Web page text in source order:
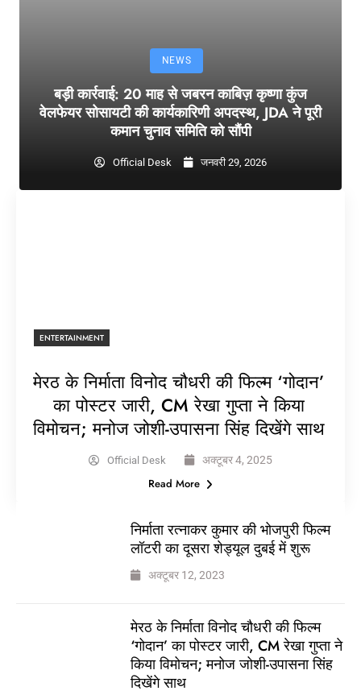
NEWS
बड़ी कार्रवाई: 20 माह से जबरन काबिज़ कृष्णा कुंज
वेलफेयर सोसायटी की कार्यकारिणी अपदस्थ, JDA ने पूरी
कमान चुनाव समिति को सौंपी
Official Desk जनवरी 29, 2026
ENTERTAINMENT
मेरठ के निर्माता विनोद चौधरी की फिल्म ‘गोदान’
का पोस्टर जारी, CM रेखा गुप्ता ने किया
विमोचन; मनोज जोशी-उपासना सिंह दिखेंगे साथ
Official Desk अक्टूबर 4, 2025
Read More
निर्माता रत्नाकर कुमार की भोजपुरी फिल्म
लॉटरी का दूसरा शेड्यूल दुबई में शुरू
अक्टूबर 12, 2023
मेरठ के निर्माता विनोद चौधरी की फिल्म
‘गोदान’ का पोस्टर जारी, CM रेखा गुप्ता ने
किया विमोचन; मनोज जोशी-उपासना सिंह
दिखेंगे साथ